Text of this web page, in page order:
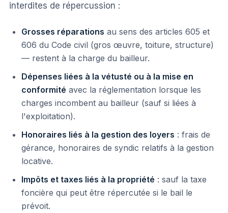
interdites de répercussion :
Grosses réparations au sens des articles 605 et
606 du Code civil (gros œuvre, toiture, structure)
— restent à la charge du bailleur.
Dépenses liées à la vétusté ou à la mise en
conformité avec la réglementation lorsque les
charges incombent au bailleur (sauf si liées à
l'exploitation).
Honoraires liés à la gestion des loyers : frais de
gérance, honoraires de syndic relatifs à la gestion
locative.
Impôts et taxes liés à la propriété : sauf la taxe
foncière qui peut être répercutée si le bail le
prévoit.